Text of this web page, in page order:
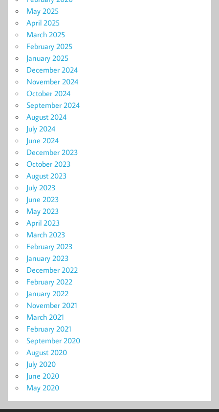
May 2025
April 2025
March 2025
February 2025
January 2025
December 2024
November 2024
October 2024
September 2024
August 2024
July 2024
June 2024
December 2023
October 2023
August 2023
July 2023
June 2023
May 2023
April 2023
March 2023
February 2023
January 2023
December 2022
February 2022
January 2022
November 2021
March 2021
February 2021
September 2020
August 2020
July 2020
June 2020
May 2020